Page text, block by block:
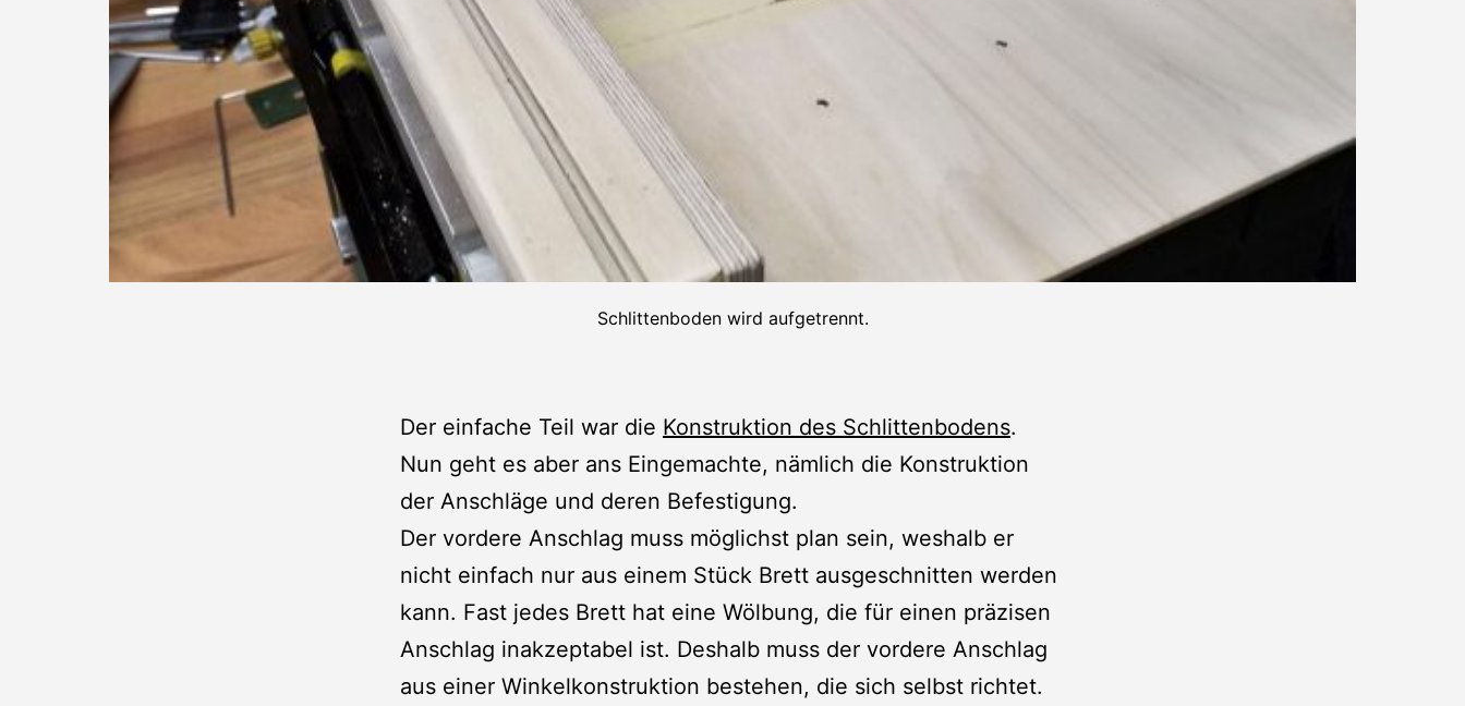
Schlittenboden wird aufgetrennt.
Der einfache Teil war die Konstruktion des Schlittenbodens.
Nun geht es aber ans Eingemachte, nämlich die Konstruktion
der Anschläge und deren Befestigung.
Der vordere Anschlag muss möglichst plan sein, weshalb er
nicht einfach nur aus einem Stück Brett ausgeschnitten werden
kann. Fast jedes Brett hat eine Wölbung, die für einen präzisen
Anschlag inakzeptabel ist. Deshalb muss der vordere Anschlag
aus einer Winkelkonstruktion bestehen, die sich selbst richtet.